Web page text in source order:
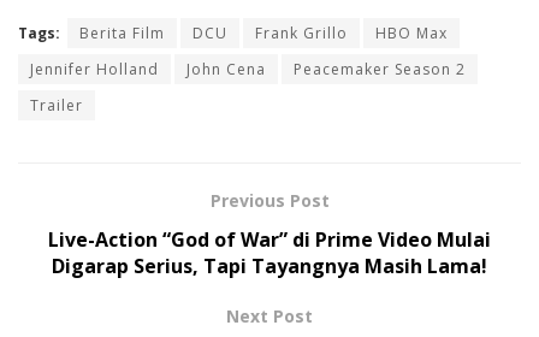
Tags: Berita Film DCU Frank Grillo
HBO Max
Jennifer Holland
John Cena
Peacemaker Season 2
Trailer
Previous Post
Live-Action “God of War” di Prime Video Mulai
Digarap Serius, Tapi Tayangnya Masih Lama!
Next Post